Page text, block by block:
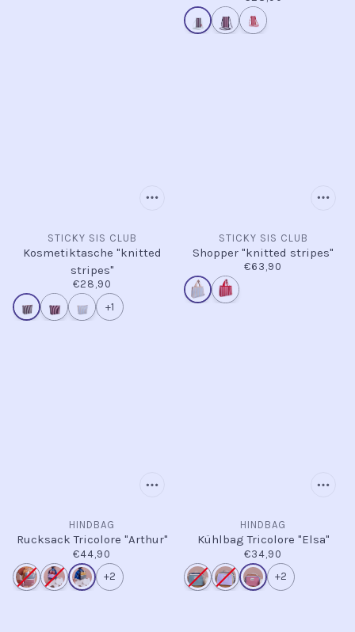
STICKY SIS CLUB
Kosmetiktasche "knitted
stripes"
€28,90
+1
STICKY SIS CLUB
Shopper "knitted stripes"
€63,90
HINDBAG
Rucksack Tricolore "Arthur"
€44,90
+2
HINDBAG
Kühlbag Tricolore "Elsa"
€34,90
+2